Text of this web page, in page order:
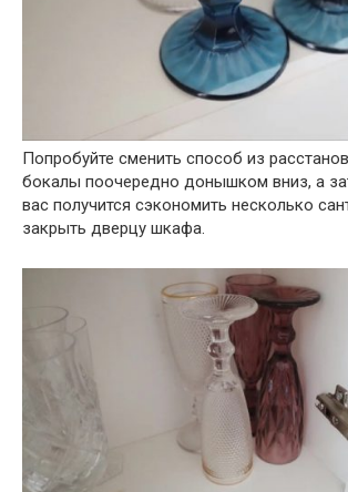
Попробуйте сменить способ из
бокалы поочередно донышком вниз, а
вас получится сэкономить несколько
закрыть дверцу шкафа.